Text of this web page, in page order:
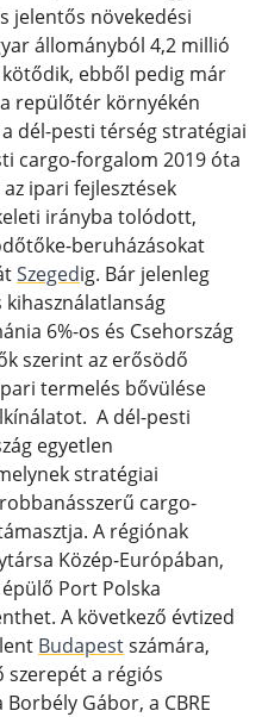
jelentős növekedési
állományból 4,2 millió
ebből pedig már
repülőtér környékén
dél-pesti térség stratégiai
cargo-forgalom 2019 óta
ipari fejlesztések
irányba tolódott,
beruházásokat
Szegedig. Bár jelenleg
kihasználatlanság
6%-os és Csehország
szerint az erősödő
termelés bővülése
A dél-pesti
egyetlen
stratégiai
cargo-
A régiónak
Közép-Európában,
Port Polska
A következő évtized
Budapestszámára,
szerepét a régiós
Gábor, a CBRE